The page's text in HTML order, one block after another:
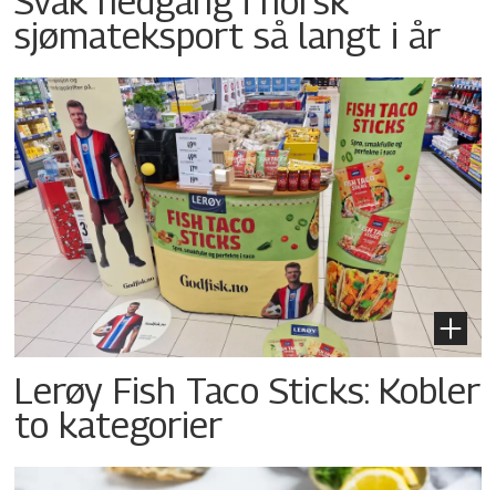
sjømateksport så langt i år
Lerøy Fish Taco Sticks: Kobler
to kategorier